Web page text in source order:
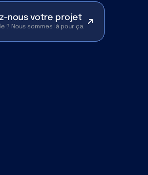
nous votre projet
? Nous sommes là pour ça.